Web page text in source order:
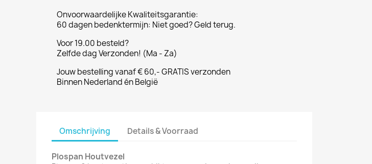
Onvoorwaardelijke Kwaliteitsgarantie:
60 dagen bedenktermijn: Niet goed? Geld terug.
Voor 19.00 besteld?
Zelfde dag Verzonden! (Ma - Za)
Jouw bestelling vanaf € 60,- GRATIS verzonden
Binnen Nederland én België
Omschrijving Details & Voorraad
Plospan Houtvezel